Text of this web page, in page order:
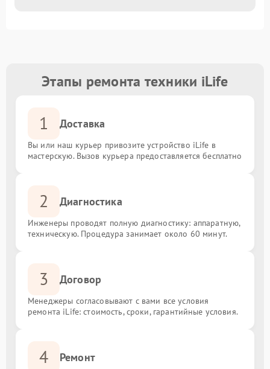
Этапы ремонта техники iLife
1 Доставка
Вы или наш курьер привозите устройство iLife в
мастерскую. Вызов курьера предоставляется бесплатно
2 Диагностика
Инженеры проводят полную диагностику: аппаратную,
техническую. Процедура занимает около 60 минут.
3 Договор
Менеджеры согласовывают с вами все условия
ремонта iLife: стоимость, сроки, гарантийные условия.
4 Ремонт